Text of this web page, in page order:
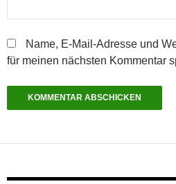
Name, E-Mail-Adresse und
für meinen nächsten Kommentar